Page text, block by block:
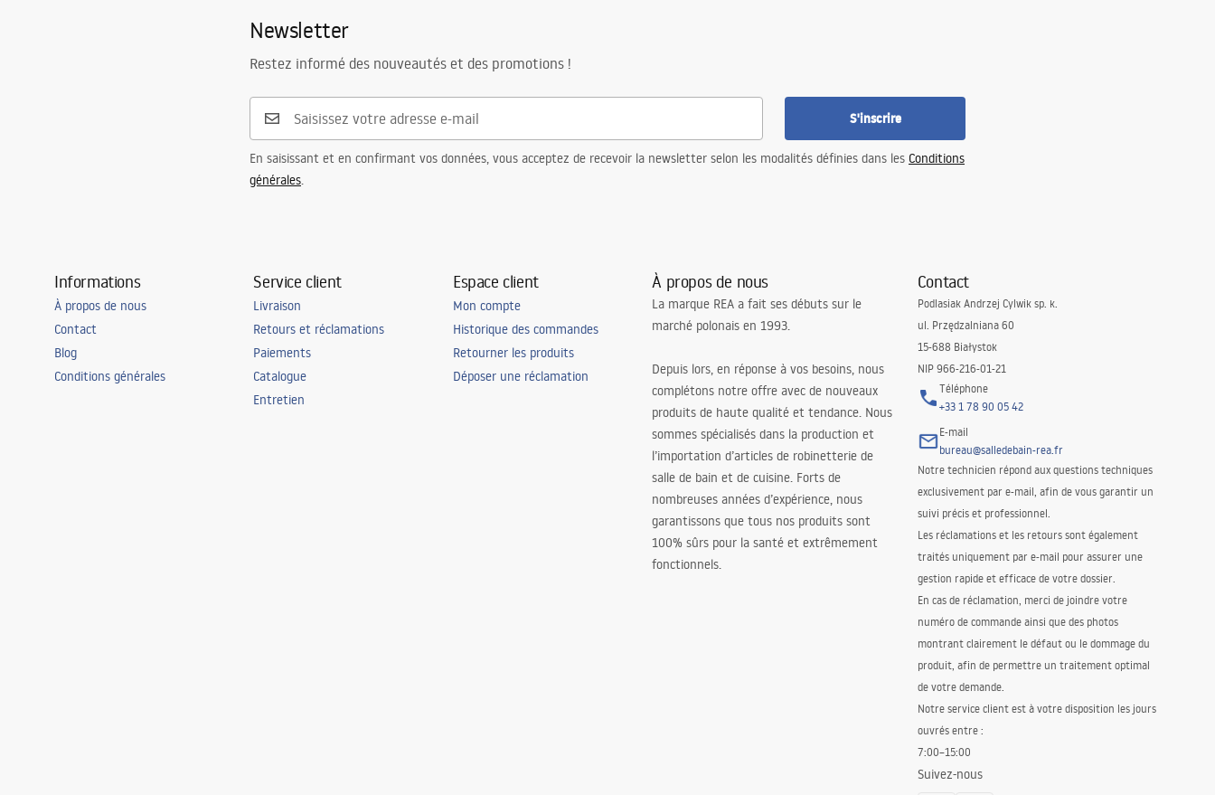
Newsletter
Restez informé des nouveautés et des promotions !
S'inscrire
En saisissant et en confirmant vos données, vous acceptez de recevoir la newsletter selon les modalités définies dans les Conditions
générales.
Informations
À propos de nous
Contact
Blog
Conditions générales
Service client
Livraison
Retours et réclamations
Paiements
Catalogue
Entretien
Espace client
Mon compte
Historique des commandes
Retourner les produits
Déposer une réclamation
À propos de nous
La marque REA a fait ses débuts sur le
marché polonais en 1993.
Depuis lors, en réponse à vos besoins, nous
complétons notre offre avec de nouveaux
produits de haute qualité et tendance. Nous
sommes spécialisés dans la production et
l’importation d’articles de robinetterie de
salle de bain et de cuisine. Forts de
nombreuses années d’expérience, nous
garantissons que tous nos produits sont
100% sûrs pour la santé et extrêmement
fonctionnels.
Contact
Podlasiak Andrzej Cylwik sp. k.
ul. Przędzalniana 60
15-688 Białystok
NIP 966-216-01-21
Téléphone
+33 1 78 90 05 42
E-mail
bureau@salledebain-rea.fr
Notre technicien répond aux questions techniques
exclusivement par e-mail, afin de vous garantir un
suivi précis et professionnel.
Les réclamations et les retours sont également
traités uniquement par e-mail pour assurer une
gestion rapide et efficace de votre dossier.
En cas de réclamation, merci de joindre votre
numéro de commande ainsi que des photos
montrant clairement le défaut ou le dommage du
produit, afin de permettre un traitement optimal
de votre demande.
Notre service client est à votre disposition les jours
ouvrés entre :
7:00–15:00
Suivez-nous